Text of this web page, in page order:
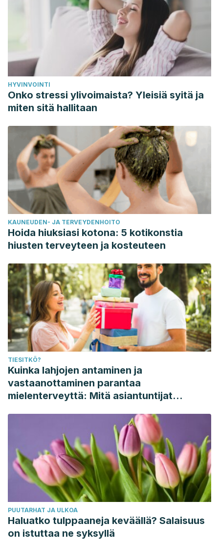
Koutkia P, Mylonakis E, Boyce J.(1999). Cellulitis:
evaluation of possible predisposing factors in hospitalized
patients. Diagn Microbiol Infect Dis 1999; 34: 325-7.
Roe, E., Serra, E., Guzman, G., & Sajoux, I.
(2018).
Structural changes of subcutaneous tissue valued by
ultrasonography in patients with cellulitis following
treatment with the PnKCelulitis® program.
and Aesthetic Dermatology
Rev Cent Dermatol Pascua.
ANDINA, S.(n.d.). La sal que cura.
https://prama.com.ar/wp-content/uploads/sal_andina.pdf
HYVINVOINTI
Onko stressi ylivoimaista? Yleisiä syitä ja
miten sitä hallitaan
KAUNEUDEN- JA TERVEYDENHOITO
Hoida hiuksiasi kotona: 5 kotikonstia
hiusten terveyteen ja kosteuteen
TIESITKÖ?
Kuinka lahjojen antaminen ja
vastaanottaminen parantaa
mielenterveyttä: Mitä asiantuntijat
PUUTARHAT JA ULKOA
Haluatko tulppaaneja keväällä? Salaisuus
on istuttaa ne syksyllä